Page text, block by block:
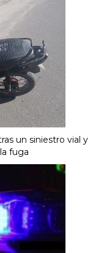
un siniestro vial y
fuga